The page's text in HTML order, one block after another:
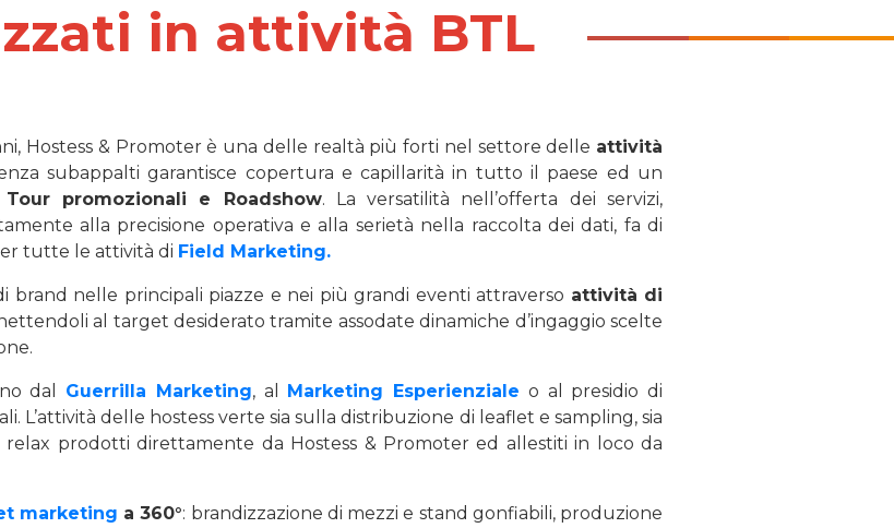
in attività BTL
Hostess & Promoter è una delle realtà più forti nel settore delle attività
subappalti garantisce copertura e capillarità in tutto il paese ed un
Tour promozionali e Roadshow. La versatilità nell’offerta dei servizi,
alla precisione operativa e alla serietà nella raccolta dei dati, fa di
tutte le attività di Field Marketing.
brand nelle principali piazze e nei più grandi eventi attraverso attività di
al target desiderato tramite assodate dinamiche d’ingaggio scelte
dal Guerrilla Marketing, al Marketing Esperienziale o al presidio di
L’attività delle hostess verte sia sulla distribuzione di leaflet e sampling, sia
prodotti direttamente da Hostess & Promoter ed allestiti in loco da
marketing a 360°: brandizzazione di mezzi e stand gonfiabili, produzione